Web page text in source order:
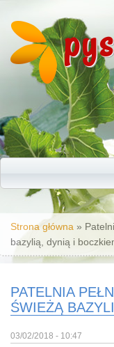
Jesteś tutaj
Strona główna »
bazylią, dynią i
PATELNIA
ŚWIEŻĄ
03/02/2018 - 10:47